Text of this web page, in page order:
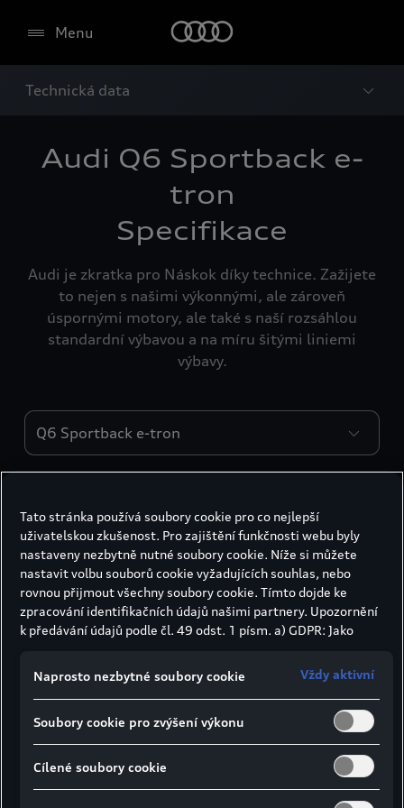
Menu
Technická data
Audi Q6 Sportback e-
tron
Specifikace
Audi je zkratka pro Náskok díky technice. Zažijete
to nejen s našimi výkonnými, ale zároveň
úspornými motory, ale také s naší rozsáhlou
standardní výbavou a na míru šitými liniemi
výbavy.
Engines
Typ motoru
Elektrický
Elektrický kroutící moment
450 Nm
Typ baterie
Lithium-iontové
Tato stránka používá soubory cookie pro co nejlepší
uživatelskou zkušenost. Pro zajištění funkčnosti webu byly
nastaveny nezbytně nutné soubory cookie. Níže si můžete
nastavit volbu souborů cookie vyžadujících souhlas, nebo
rovnou přijmout všechny soubory cookie. Tímto dojde ke
zpracování identifikačních údajů našimi partnery. Upozornění
k předávání údajů podle čl. 49 odst. 1 písm. a) GDPR: Jako
používán Google Analytics. Nelze vyloučit, že společnost
Google Ireland jako náš smluvní partner předává osobní údaje
státech neexistuje úroveň ochrany osobních údajů věcně
rovnocenná Evropské unii a chybí rozhodnutí Evropské komise
o odpovídající ochraně. Z toho pro vás mohou vyplývat rizika,
protože v USA nemůžete účinně uplatnit svá práva subjektu
údajů, v USA neexistují zásady ochrany osobních údajů a nelze
Naprosto nezbytné soubory cookie Vždy aktivní
Soubory cookie pro zvýšení výkonu
Cílené soubory cookie